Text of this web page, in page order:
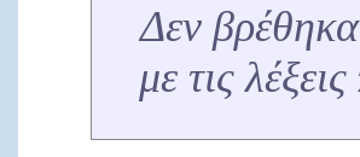
Δεν
με τις